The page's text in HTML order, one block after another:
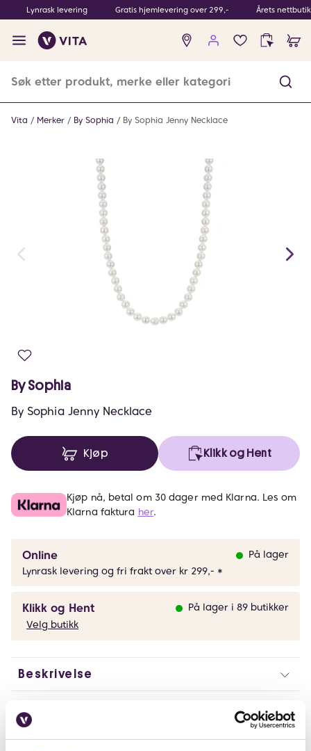
Lynrask levering Gratis hjemlevering over 299,- Årets
Ingen
produkter
Vita Merker By Sophia By Sophia Jenny Necklace
By Sophia
By Sophia Jenny Necklace
Kjøp Klikk og Hent
Kjøp nå, betal om 30 dager med Klarna. Les om
Klarna faktura her.
Online
På lager
Lynrask levering og fri frakt over kr 299,- *
Klikk og Hent
På lager i 89 butikker
Velg butikk
Beskrivelse